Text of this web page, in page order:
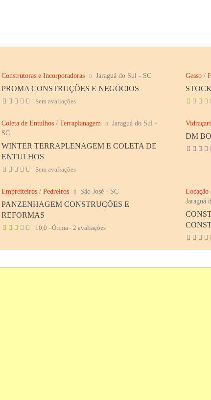
Construtoras e Incorporadoras Jaraguá do Sul - SC
PROMA CONSTRUÇÕES E NEGÓCIOS
Sem avaliações
Gesso /
Coleta de Entulhos/ Terraplanagem
Jaraguá do Sul -
SC
WINTER TERRAPLENAGEM E COLETA DE
ENTULHOS
Sem avaliações
DM
Empreiteiros/ Pedreiros São José - SC
PANZENHAGEM CONSTRUÇÕES E
REFORMAS
10,0 - Ótima - 2 avaliações
Locação
Jaraguá